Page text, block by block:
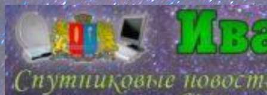
Перейти
к
содержимому